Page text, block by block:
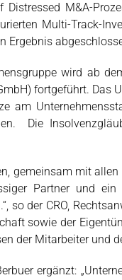
Distressed M&A-
Multi-Track-
Ergebnis
wird ab
fortgeführt. Das
am
Die
gemeinsam mit
Partner und
so der CRO,
sowie der
der Mitarbeiter und
ergänzt: